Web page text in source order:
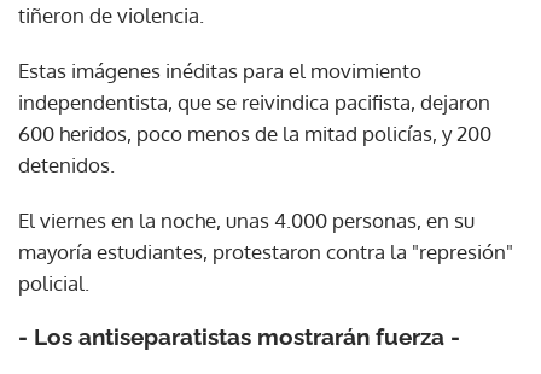
tiñeron de violencia.
Estas imágenes inéditas para el movimiento
independentista, que se reivindica pacifista, dejaron
600 heridos, poco menos de la mitad policías, y 200
detenidos.
El viernes en la noche, unas 4.000 personas, en su
mayoría estudiantes, protestaron contra la "represión"
policial.
- Los antiseparatistas mostrarán fuerza -